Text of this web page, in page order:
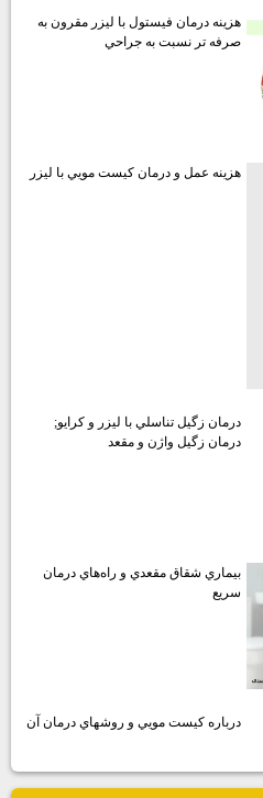
هزينه درمان فيستول با ليزر مقرون به
صرفه تر نسبت به جراحي
هزينه عمل و درمان كيست مويي با ليزر
درمان زگيل تناسلي با ليزر و كرايو;
درمان زگيل واژن و مقعد
بيماري شقاق مقعدي و راه‌هاي درمان
سريع
درباره كيست مويي و روشهاي درمان آن